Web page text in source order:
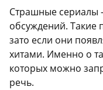
Страшные сериалы
обсуждений. Такие
зато если они
хитами. Именно о
которых можно
речь.